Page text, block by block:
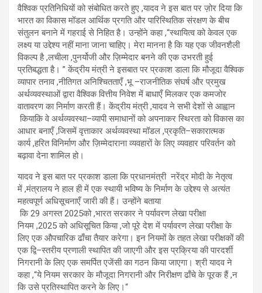
वैश्विक प्रतिनिधियों को संबोधित करते हुए ,यादव ने इस बात पर ज़ोर दिया कि
भारत का विकास मॉडल आर्थिक प्रगति और पारिस्थितिक संरक्षण के बीच
संतुलन बनाने में गहराई से निहित है। उन्होंने कहा,“स्थायित्व को केवल एक
लक्ष्य या उद्देश्य नहीं माना जाना चाहिए। मेरा मानना है कि यह एक जीवनशैली
विकल्प है,लचीला,पुनर्योजी और ज़िम्मेदार बनने की एक उभरती हुई
प्रतिबद्धता है। ” केंद्रीय मंत्री ने इसबात पर प्रकाश डाला कि मौजूदा वैश्विक
व्यापार तनाव,नीतिगत अनिश्चितताएँ,भू–राजनीतिक संघर्ष और प्रमुख
अर्थव्यवस्थाओं द्वारा वैश्विक वित्तीय निवेश में बाधाएँ मिलकर एक कमजोर
वातावरण का निर्माण करती हैं। केंद्रीय मंत्री,यादव ने सभी देशों से आह्वान
कियाकि वे अर्थव्यवस्था–व्यापी समाधानों को अपनाकर स्थिरता को विकास का
आधार बनाएँ,जिसमें वृत्ताकार अर्थव्यवस्था मॉडल ,प्रकृति–सकारात्मक
कार्य,हरित विनिर्माण और ज़िम्मेदाराना व्यवहारों के लिए व्यवहार परिवर्तन को
बढ़ावा देना शामिल हो।
यादव ने इस बात पर प्रकाश डाला कि प्रधानमंत्री नरेंद्र मोदी के नेतृत्व
में ,मंत्रालय ने हाल ही में एक स्थायी भविष्य के निर्माण के उद्देश्य से अत्यंत
महत्वपूर्ण अधिसूचनाएँ जारी की हैं। उन्होंने बताया
कि 29 अगस्त 2025को,भारत सरकार ने पर्यावरण लेखा परीक्षा
नियम ,2025 को अधिसूचित किया,जो पूरे देश में पर्यावरण लेखा परीक्षा के
लिए एक औपचारिक ढाँचा तैयार करेगा। इन नियमों के तहत लेखा परीक्षकों की
एक द्वि–स्तरीय प्रणाली स्थापित की जाएगी और इस प्रक्रिया की पारदर्शी
निगरानी के लिए एक समर्पित एजेंसी का गठन किया जाएगा। श्री यादव ने
कहा,“ये नियम सरकार के मौजूदा निगरानी और निरीक्षण ढाँचे के पूरक हैं,न
कि उसे प्रतिस्थापित करने के लिए।“